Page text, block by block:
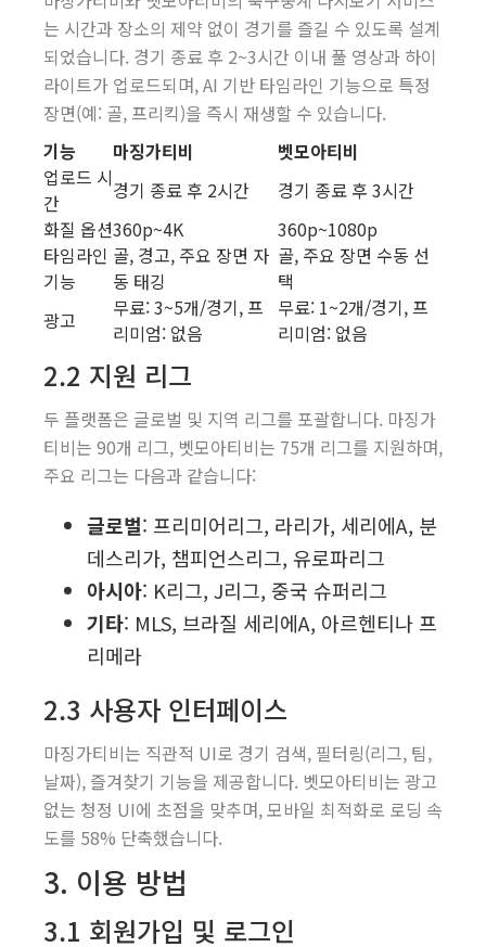
는 시간과 장소의 제약 없이 경기를 즐길 수 있도록 설계
되었습니다. 경기 종료 후 2~3시간 이내 풀 영상과 하이
라이트가 업로드되며, AI 기반 타임라인 기능으로 특정
장면(예: 골, 프리킥)을 즉시 재생할 수 있습니다.
기능
마징가티비
벳모아티비
업로드 시
간
경기 종료 후 2시간
경기 종료 후 3시간
화질 옵션360p~4K
360p~1080p
타임라인
기능
골, 경고, 주요 장면 자
동 태깅
골, 주요 장면 수동 선
택
광고
무료: 3~5개/경기, 프
리미엄: 없음
무료: 1~2개/경기, 프
리미엄: 없음
2.2 지원 리그
두 플랫폼은 글로벌 및 지역 리그를 포괄합니다. 마징가
티비는 90개 리그, 벳모아티비는 75개 리그를 지원하며,
주요 리그는 다음과 같습니다:
글로벌: 프리미어리그, 라리가, 세리에A, 분
데스리가, 챔피언스리그, 유로파리그
아시아: K리그, J리그, 중국 슈퍼리그
기타: MLS, 브라질 세리에A, 아르헨티나 프
리메라
2.3 사용자 인터페이스
마징가티비는 직관적 UI로 경기 검색, 필터링(리그, 팀,
날짜), 즐겨찾기 기능을 제공합니다. 벳모아티비는 광고
없는 청정 UI에 초점을 맞추며, 모바일 최적화로 로딩 속
도를 58% 단축했습니다.
3. 이용 방법
3.1 회원가입 및 로그인